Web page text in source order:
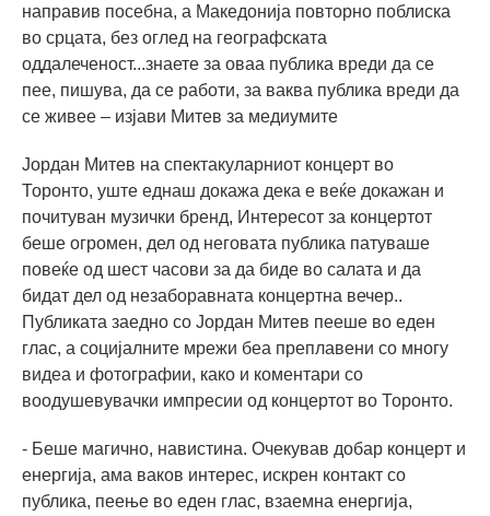
направив посебна, а Македонија повторно поблиска
во срцата, без оглед на географската
оддалеченост...знаете за оваа публика вреди да се
пее, пишува, да се работи, за ваква публика вреди да
се живее – изјави Митев за медиумите
Јордан Митев на спектакуларниот концерт во
Торонто, уште еднаш докажа дека е веќе докажан и
почитуван музички бренд, Интересот за концертот
беше огромен, дел од неговата публика патуваше
повеќе од шест часови за да биде во салата и да
бидат дел од незаборавната концертна вечер..
Публиката заедно со Јордан Митев пееше во еден
глас, а социјалните мрежи беа преплавени со многу
видеа и фотографии, како и коментари со
воодушевувачки импресии од концертот во Торонто.
- Беше магично, навистина. Очекував добар концерт и
енергија, ама ваков интерес, искрен контакт со
публика, пеење во еден глас, взаемна енергија,